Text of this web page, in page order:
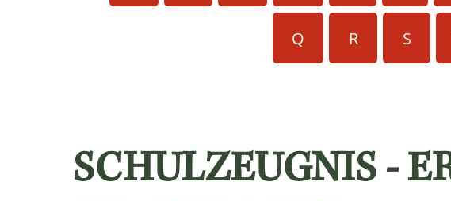
Q R S
SCHULZEUGNIS -